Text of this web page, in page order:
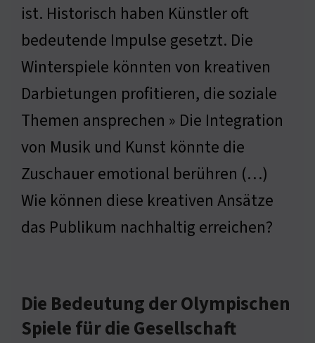
ist. Historisch haben Künstler oft
bedeutende Impulse gesetzt. Die
Winterspiele könnten von kreativen
Darbietungen profitieren, die soziale
Themen ansprechen » Die Integration
von Musik und Kunst könnte die
Zuschauer emotional berühren (…)
Wie können diese kreativen Ansätze
das Publikum nachhaltig erreichen?
Die Bedeutung der Olympischen
Spiele für die Gesellschaft